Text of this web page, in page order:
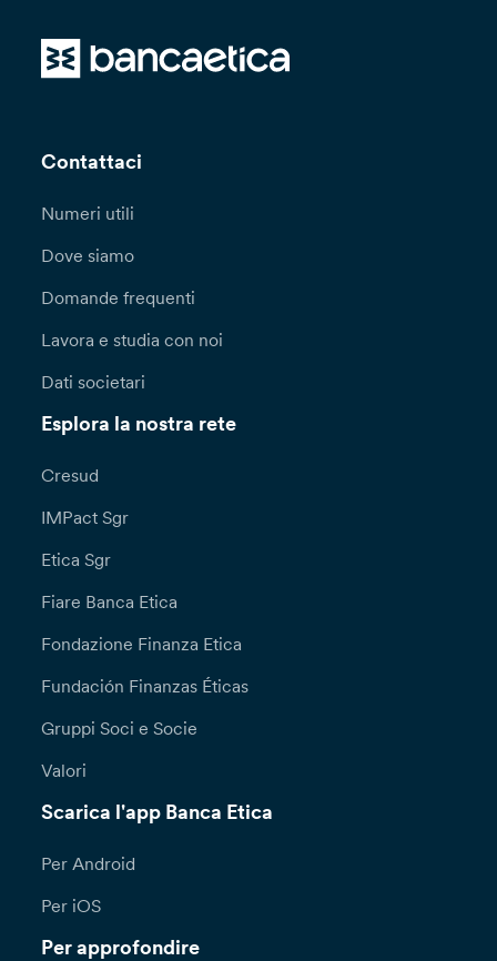
Contattaci
Numeri utili
Dove siamo
Domande frequenti
Lavora e studia con noi
Dati societari
Esplora la nostra rete
Cresud
IMPact Sgr
Etica Sgr
Fiare Banca Etica
Fondazione Finanza Etica
Fundación Finanzas Éticas
Gruppi Soci e Socie
Valori
Scarica l'app Banca Etica
Per Android
Per iOS
Per approfondire